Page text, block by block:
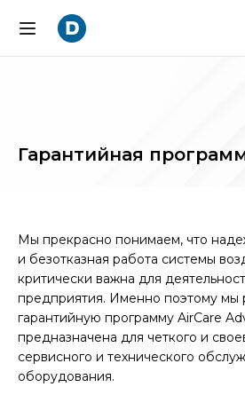
Гарантийная
Мы прекрасно понимаем, что
и безотказная работа системы
критически важна для
предприятия. Именно поэтому мы
гарантийную программу AirCare
предназначена для четкого и
сервисного и технического
оборудования.